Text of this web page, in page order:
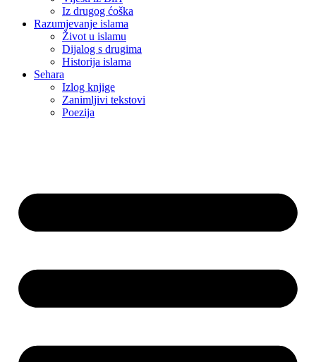
Iz drugog ćoška
Razumjevanje islama
Život u islamu
Dijalog s drugima
Historija islama
Sehara
Izlog knjige
Zanimljivi tekstovi
Poezija